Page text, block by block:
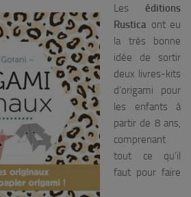
Les éditions
Rustica ont eu
la très bonne
idée de sortir
deux livres-kits
d’origami pour
les enfants à
partir de 8 ans,
comprenant
tout ce qu’il
faut pour faire